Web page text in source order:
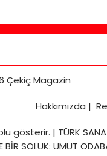
Çekiç Magazin
Hakkımızda |
gösterir. | TÜRK
BİR SOLUK: UMUT